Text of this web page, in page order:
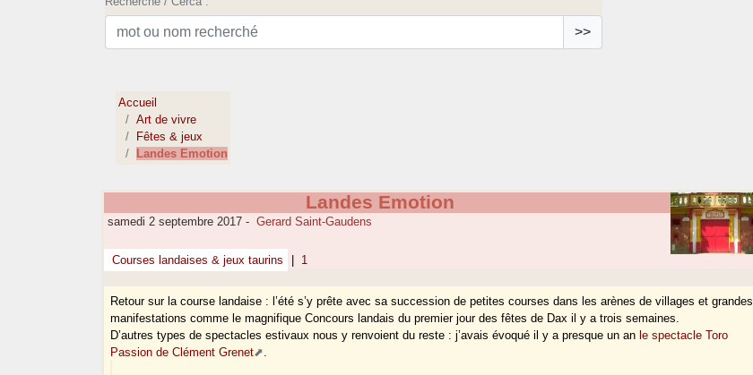
>>
Accueil
Art de vivre
Fêtes & jeux
Landes Emotion
Landes Emotion
samedi 2 septembre 2017 - Gerard Saint-Gaudens
Courses landaises & jeux taurins 1
Retour sur la course landaise : l’été s’y prête avec sa succession de petites courses dans les arènes de villages et grandes
manifestations comme le magnifique Concours landais du premier jour des fêtes de Dax il y a trois semaines.
D’autres types de spectacles estivaux nous y renvoient du reste : j’avais évoqué il y a presque un an le spectacle Toro
Passion de Clément Grenet
.